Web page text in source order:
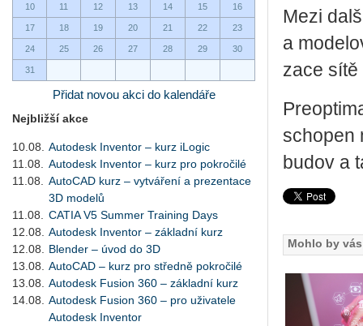
10 11 12 13 14 15 16
17 18 19 20 21 22 23
24 25 26 27 28 29 30
31
Přidat novou akci do kalendáře
Nejbližší akce
10.08.
Autodesk Inventor – kurz iLogic
11.08.
Autodesk Inventor – kurz pro pokročilé
11.08.
AutoCAD kurz – vytváření a prezentace
3D modelů
11.08.
CATIA V5 Summer Training Days
12.08.
Autodesk Inventor – základní kurz
12.08.
Blender – úvod do 3D
13.08.
AutoCAD – kurz pro středně pokročilé
13.08.
Autodesk Fusion 360 – základní kurz
14.08.
Autodesk Fusion 360 – pro uživatele
Autodesk Inventor
Mezi
a
za­ce sítě
scho­pen
budov a
Mohlo by